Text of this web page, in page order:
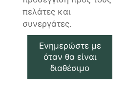
πελάτες και
συνεργάτες.
Ενημερώστε με
όταν θα είναι
διαθέσιμο